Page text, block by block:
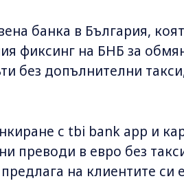
банка в България,
фиксинг на БНБ за
без допълнителни
с tbi bank app и
преводи в евро без
на клиентите си